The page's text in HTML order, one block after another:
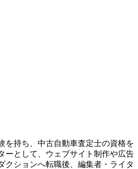
を持ち、中古自動車査定士の資格を
ーとして、ウェブサイト制作や広告
クションへ転職後、編集者・ライタ